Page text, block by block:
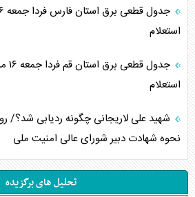
استعلام
استعلام
شهید علی لاریجانی چگونه ردیابی شد؟/
نحوه شهادت دبیر شورای عالی امنیت ملی
تحلیل های برگزیده